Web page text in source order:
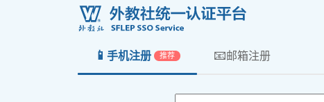
📱 手机注册 推荐 📧邮箱注册